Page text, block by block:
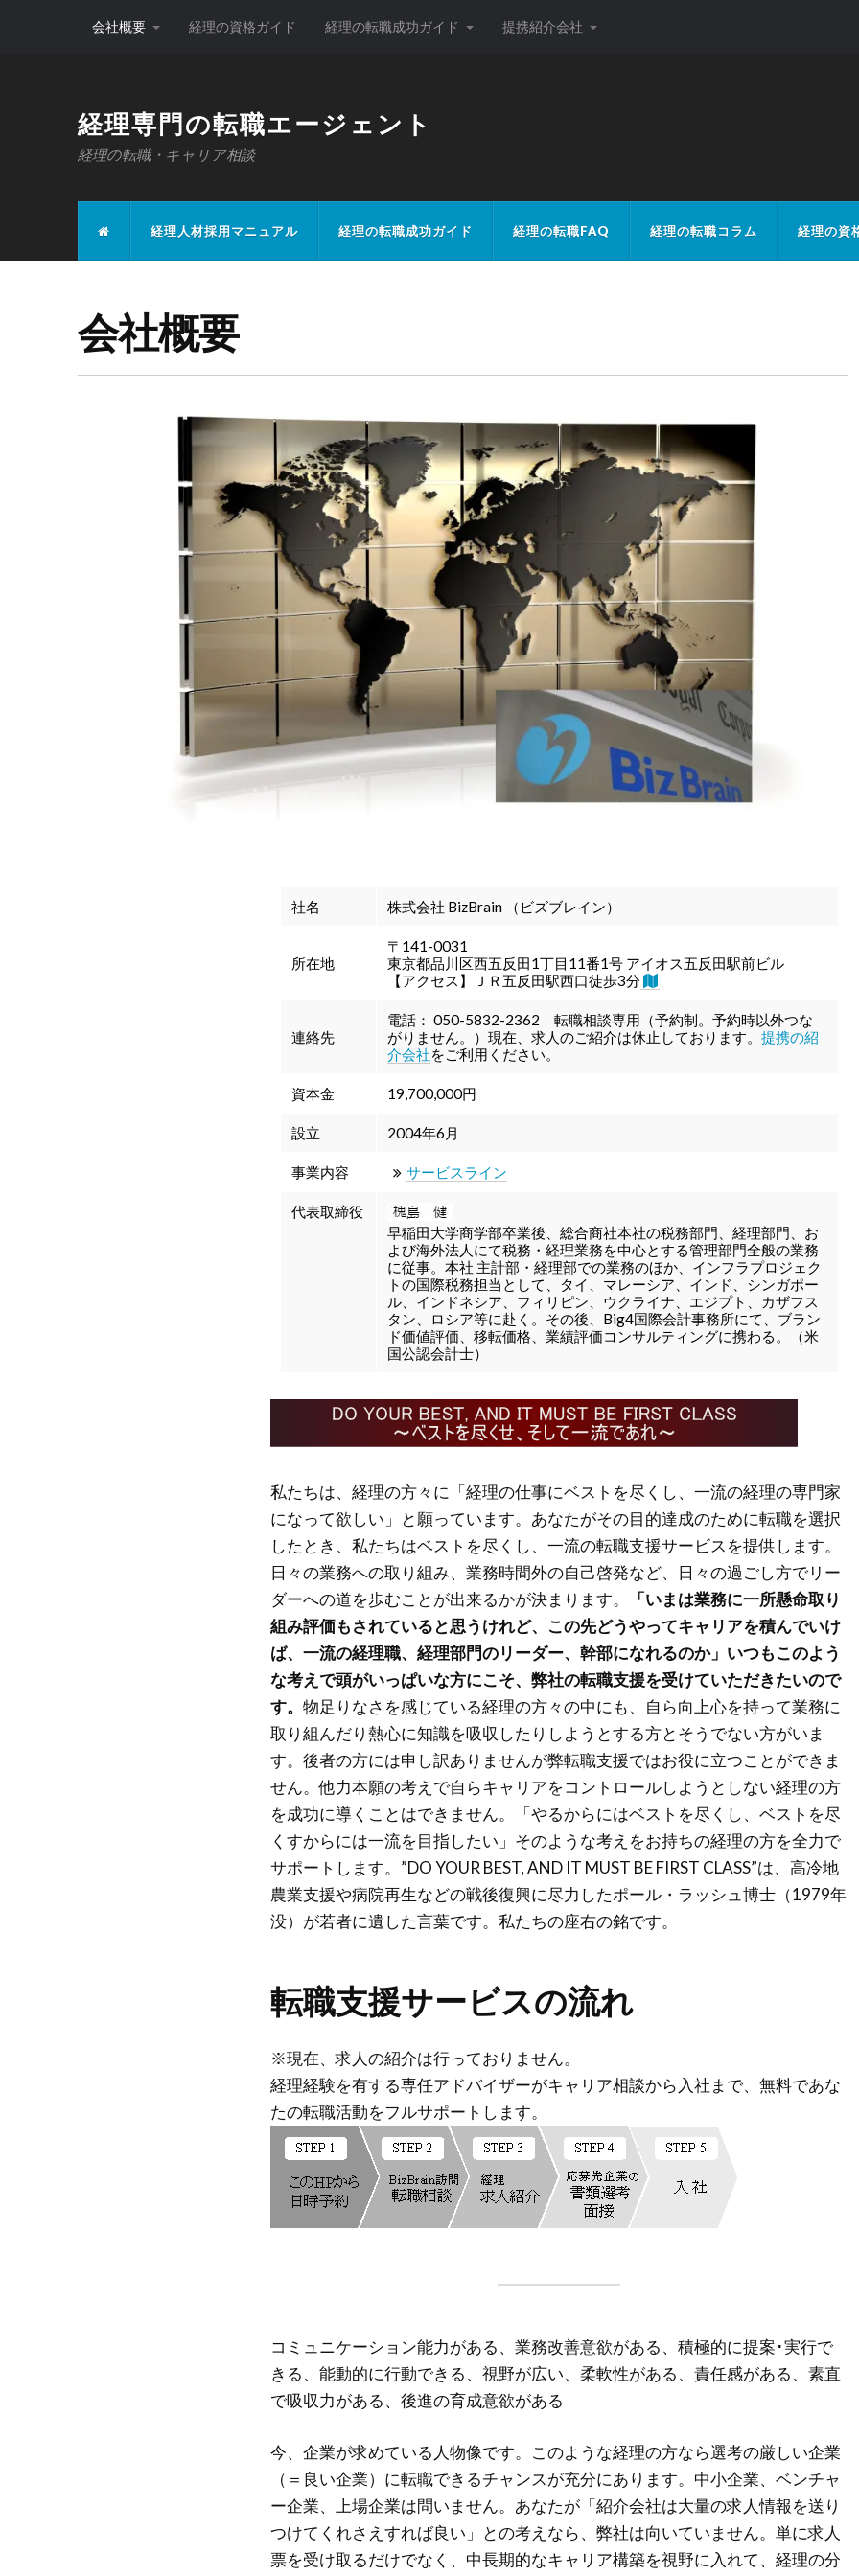
会社概要 経理の資格ガイド 経理の転職成功ガイド 提携紹介会社
経理専門の転職エージェント
経理の転職・キャリア相談
経理人材採用マニュアル 経理の転職成功ガイド 経理の転職FAQ 経理の転職コラム 経理の資
会社概要
社名 株式会社 BizBrain （ビズブレイン）
所在地
〒141-0031
東京都品川区西五反田1丁目11番1号 アイオス五反田駅前ビル
【アクセス】ＪＲ五反田駅西口徒歩3分
連絡先
電話： 050-5832-2362 転職相談専用（予約制。予約時以外つな
がりません。）現在、求人のご紹介は休止しております。提携の紹
介会社をご利用ください。
資本金 19,700,000円
設立 2004年6月
事業内容 サービスライン
代表取締役
早稲田大学商学部卒業後、総合商社本社の税務部門、経理部門、お
よび海外法人にて税務・経理業務を中心とする管理部門全般の業務
に従事。本社 主計部・経理部での業務のほか、インフラプロジェク
トの国際税務担当として、タイ、マレーシア、インド、シンガポー
ル、インドネシア、フィリピン、ウクライナ、エジプト、カザフス
タン、ロシア等に赴く。その後、Big4国際会計事務所にて、ブラン
ド価値評価、移転価格、業績評価コンサルティングに携わる。（米
国公認会計士）
私たちは、経理の方々に「経理の仕事にベストを尽くし、一流の経理の専門家
になって欲しい」と願っています。あなたがその目的達成のために転職を選択
したとき、私たちはベストを尽くし、一流の転職支援サービスを提供します。
日々の業務への取り組み、業務時間外の自己啓発など、日々の過ごし方でリー
ダーへの道を歩むことが出来るかが決まります。
「いまは業務に一所懸命取り
組み評価もされていると思うけれど、この先どうやってキャリアを積んでいけ
ば、一流の経理職、経理部門のリーダー、幹部になれるのか」いつもこのよう
な考えで頭がいっぱいな方にこそ、弊社の転職支援を受けていただきたいので
す。 物足りなさを感じている経理の方々の中にも、自ら向上心を持って業務に
取り組んだり熱心に知識を吸収したりしようとする方とそうでない方がいま
す。後者の方には申し訳ありませんが弊転職支援ではお役に立つことができま
せん。他力本願の考えで自らキャリアをコントロールしようとしない経理の方
を成功に導くことはできません。「やるからにはベストを尽くし、ベストを尽
くすからには一流を目指したい」そのような考えをお持ちの経理の方を全力で
サポートします。”DO YOUR BEST, AND IT MUST BE FIRST CLASS”は、高冷地
農業支援や病院再生などの戦後復興に尽力したポール・ラッシュ博士（1979年
没）が若者に遺した言葉です。私たちの座右の銘です。
転職支援サービスの流れ
※現在、求人の紹介は行っておりません。
経理経験を有する専任アドバイザーがキャリア相談から入社まで、無料であな
たの転職活動をフルサポートします。
コミュニケーション能力がある、業務改善意欲がある、積極的に提案･実行で
きる、能動的に行動できる、視野が広い、柔軟性がある、責任感がある、素直
で吸収力がある、後進の育成意欲がある
今、企業が求めている人物像です。このような経理の方なら選考の厳しい企業
（＝良い企業）に転職できるチャンスが充分にあります。中小企業、ベンチャ
ー企業、上場企業は問いません。あなたが「紹介会社は大量の求人情報を送り
つけてくれさえすれば良い」との考えなら、弊社は向いていません。単に求人
票を受け取るだけでなく、中長期的なキャリア構築を視野に入れて、経理の分